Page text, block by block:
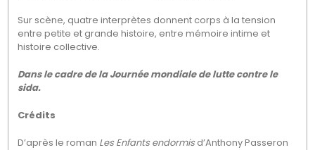
Sur scène, quatre interprètes donnent corps à la tension
entre petite et grande histoire, entre mémoire intime et
histoire collective.
Dans le cadre de la Journée mondiale de lutte contre le
sida.
Crédits
D’après le roman Les Enfants endormisd’Anthony Passeron